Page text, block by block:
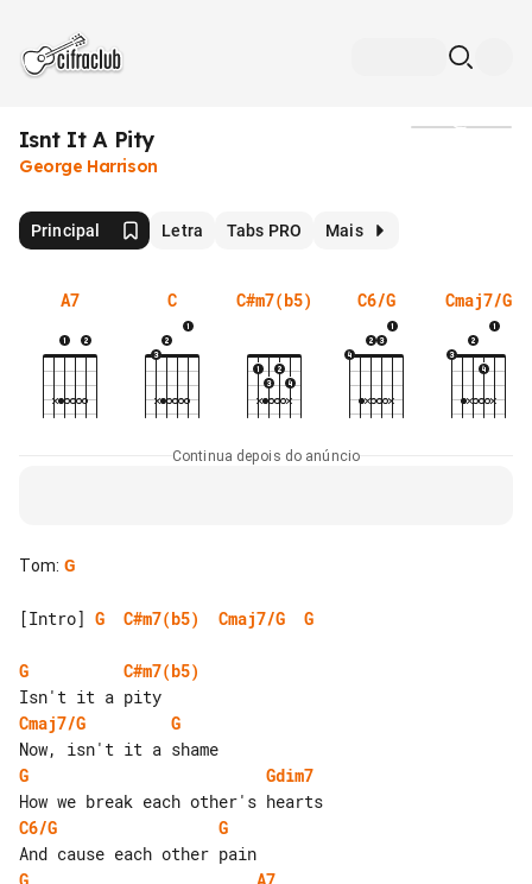
Isnt It A Pity
George Harrison
Principal Letra Tabs PRO Mais
A7 C C#m7(b5) C6/G Cmaj7/G
Continua depois do anúncio
Tom: G
[Intro] G C#m7(b5) Cmaj7/G G
G
C#m7(b5)
Cmaj7/G
G
G
Gdim7
C6/G
G